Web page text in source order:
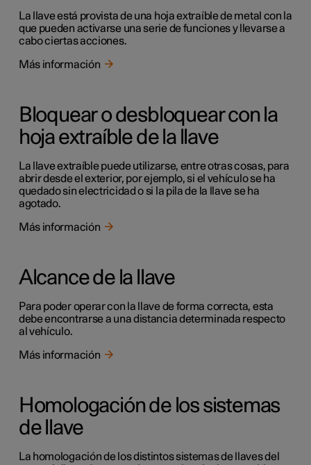
La llave está provista de una hoja extraíble de metal con la
que pueden activarse una serie de funciones y llevarse a
cabo ciertas acciones.
Más información
Bloquear o desbloquear con la
hoja extraíble de la llave
La llave extraíble puede utilizarse, entre otras cosas, para
abrir desde el exterior, por ejemplo, si el vehículo se ha
quedado sin electricidad o si la pila de la llave se ha
agotado.
Más información
Alcance de la llave
Para poder operar con la llave de forma correcta, esta
debe encontrarse a una distancia determinada respecto
al vehículo.
Más información
Homologación de los sistemas
de llave
La homologación de los distintos sistemas de llaves del